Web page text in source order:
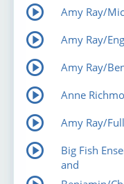
Amy Ray/
Amy Ray/
Amy Ray/
Anne
Amy Ray/
Big Fish
and